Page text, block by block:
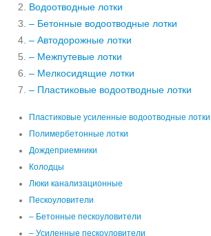
Водоотводные лотки
– Бетонные водоотводные лотки
– Автодорожные лотки
– Межпутевые лотки
– Мелкосидящие лотки
– Пластиковые водоотводные лотки
Пластиковые усиленные водоотводные лотки
Полимербетонные лотки
Дождеприемники
Колодцы
Люки канализационные
Пескоуловители
– Бетонные пескоуловители
– Усиленные пескоуловители